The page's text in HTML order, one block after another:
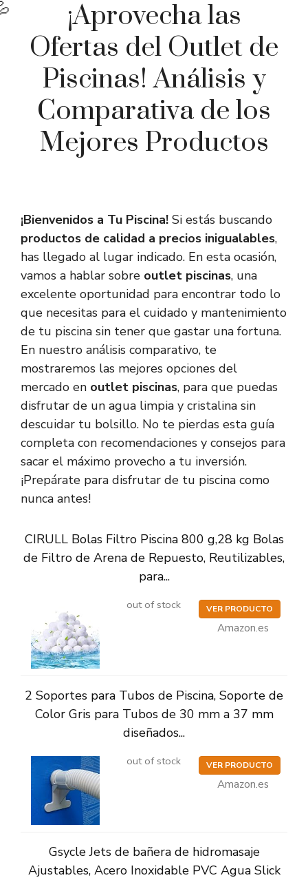
¡Aprovecha las
Ofertas del Outlet de
Piscinas! Análisis y
Comparativa de los
Mejores Productos
¡Bienvenidos a Tu Piscina! Si estás buscando
productos de calidad a precios inigualables,
has llegado al lugar indicado. En esta ocasión,
vamos a hablar sobre outlet piscinas, una
excelente oportunidad para encontrar todo lo
que necesitas para el cuidado y mantenimiento
de tu piscina sin tener que gastar una fortuna.
En nuestro análisis comparativo, te
mostraremos las mejores opciones del
mercado en outlet piscinas, para que puedas
disfrutar de un agua limpia y cristalina sin
descuidar tu bolsillo. No te pierdas esta guía
completa con recomendaciones y consejos para
sacar el máximo provecho a tu inversión.
¡Prepárate para disfrutar de tu piscina como
nunca antes!
CIRULL Bolas Filtro Piscina 800 g,28 kg Bolas
de Filtro de Arena de Repuesto, Reutilizables,
para...
out of stock VER PRODUCTO
Amazon.es
2 Soportes para Tubos de Piscina, Soporte de
Color Gris para Tubos de 30 mm a 37 mm
diseñados...
out of stock VER PRODUCTO
Amazon.es
Gsycle Jets de bañera de hidromasaje
Ajustables, Acero Inoxidable PVC Agua Slick